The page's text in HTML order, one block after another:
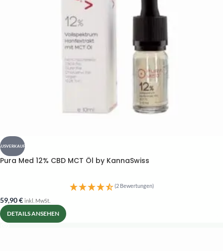
Pura Med 12% CBD MCT Öl by KannaSwiss
59,90€ inkl. MwSt.
DETAILS ANSEHEN
(2 Bewertungen)